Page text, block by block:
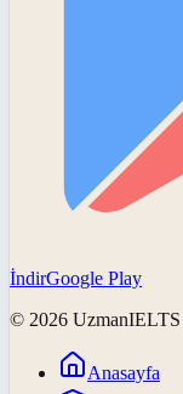
İndirGoogle Play
© 2026 UzmanIELTS
Anasayfa